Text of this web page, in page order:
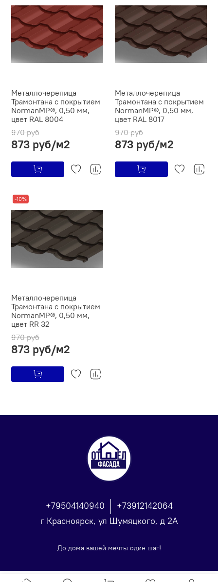
Металлочерепица
Трамонтана с покрытием
NormanMP®, 0,50 мм,
цвет RAL 8004
970 руб
873 руб/м2
Металлочерепица
Трамонтана с покрытием
NormanMP®, 0,50 мм,
цвет RAL 8017
970 руб
873 руб/м2
-10%
Металлочерепица
Трамонтана с покрытием
NormanMP®, 0,50 мм,
цвет RR 32
970 руб
873 руб/м2
+79504140940
+73912142064
г Красноярск, ул Шумяцкого, д 2А
До дома вашей мечты один шаг!